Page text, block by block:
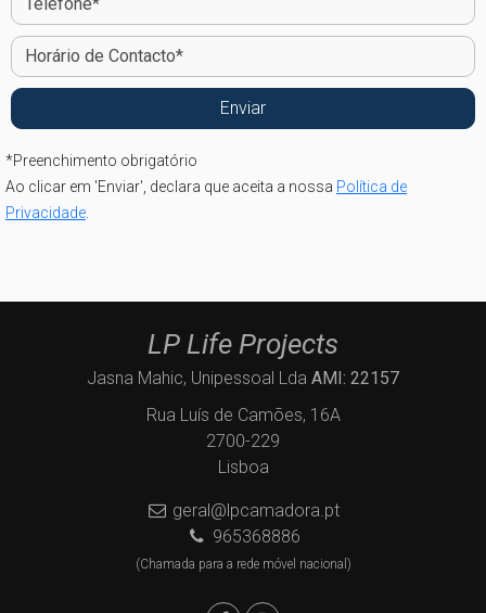
*Preenchimento obrigatório
Ao clicar em 'Enviar', declara que aceita a nossa Política de
Privacidade
LP Life Projects
Jasna Mahic, Unipessoal Lda AMI: 22157
Rua Luís de Camões, 16A
2700-229
Lisboa
geral@lpcamadora.pt
965368886
(Chamada para a rede móvel nacional)